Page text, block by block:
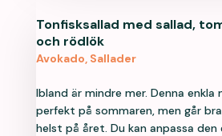
Tonfisksallad med sallad,
och rödlök
Avokado Sallader
Ibland är mindre mer. Denna enkla
perfekt på sommaren, men går
helst på året. Du kan anpassa